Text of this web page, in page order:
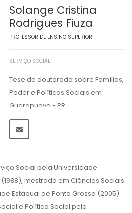
Solange Cristina
Rodrigues Fiuza
PROFESSOR DE ENSINO SUPERIOR
SERVIÇO SOCIAL
Tese de doutorado sobre Famílias,
Poder e Políticas Sociais em
Guarapuava - PR
Social pela Universidade
mestrado em Ciências Sociais
Estadual de Ponta Grossa (2005)
e Política Social pela